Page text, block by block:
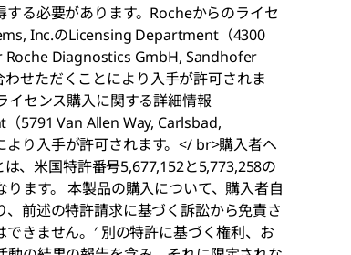
る必要があります。Rocheからのライセ
Inc.のLicensing Department（4300
Diagnostics GmbH, Sandhofer
せただくことにより入手が許可されま
イセンス購入に関する詳細情報
5791 Van Allen Way, Carlsbad,
り入手が許可されます。</ br>購入者へ
、米国特許番号5,677,152と5,773,258の
ます。 本製品の購入について、購入者自
前述の特許請求に基づく訴訟から免責さ
きません。′ 別の特許に基づく権利、お